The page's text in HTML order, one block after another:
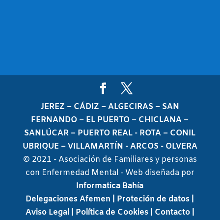
JEREZ – CÁDIZ – ALGECIRAS – SAN
FERNANDO – EL PUERTO – CHICLANA –
SANLÚCAR – PUERTO REAL - ROTA – CONIL
UBRIQUE – VILLAMARTÍN - ARCOS - OLVERA
© 2021 - Asociación de Familiares y personas
con Enfermedad Mental - Web diseñada por
Informatica Bahía
Delegaciones Afemen
| Proteción de datos
Aviso Legal
| Política de Cookies | Contacto |